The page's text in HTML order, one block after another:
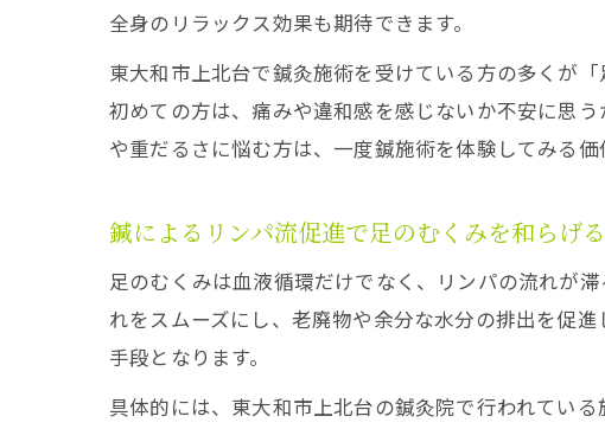
働く
鍼
鍼
全身のリラックス効果も期待できます。
東大和市上北台で鍼灸施術を受けている方の多くが
初めての方は、痛みや違和感を感じないか不安に思
や重だるさに悩む方は、一度鍼施術を体験してみる価
鍼によるリンパ流促進で足のむくみを和らげ
足のむくみは血液循環だけでなく、リンパの流れが
れをスムーズにし、老廃物や余分な水分の排出を促
手段となります。
具体的には、東大和市上北台の鍼灸院で行われてい